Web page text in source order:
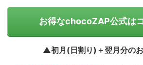
お得なchocoZAP公式は
▲初月(日割り)＋翌月分の